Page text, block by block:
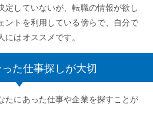
定していないが、転職の情報が欲し
ントを利用している傍らで、自分で
はオススメです。
た仕事探しが大切
たにあった仕事や企業を探すことが